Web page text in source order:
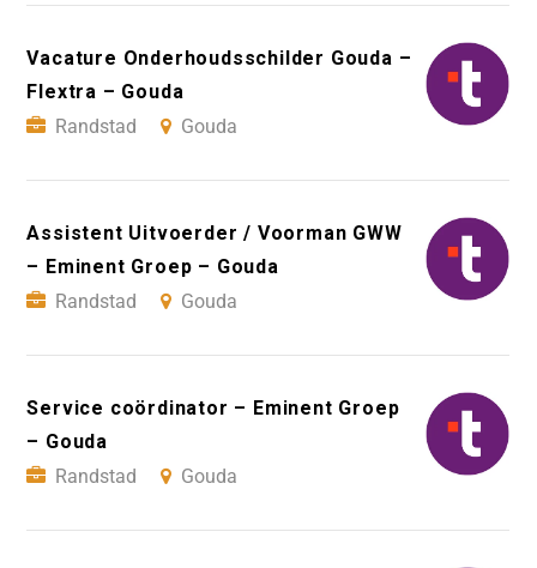
Vacature Onderhoudsschilder Gouda –
Flextra – Gouda
Randstad
Gouda
Assistent Uitvoerder / Voorman GWW
– Eminent Groep – Gouda
Randstad
Gouda
Service coördinator – Eminent Groep
– Gouda
Randstad
Gouda